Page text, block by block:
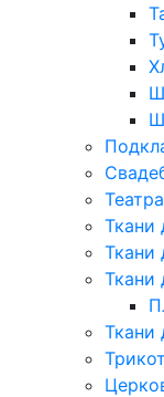
Ткани
Ткани
Ткани
Ткани